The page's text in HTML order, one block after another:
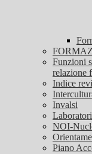
Funzioni
relazione
Indice
Invalsi
Laboratori
NOI-
Piano